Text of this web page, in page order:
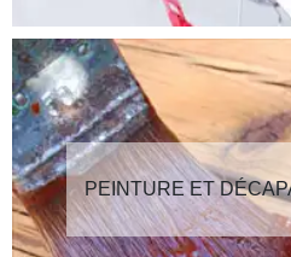
PEINTURE ET